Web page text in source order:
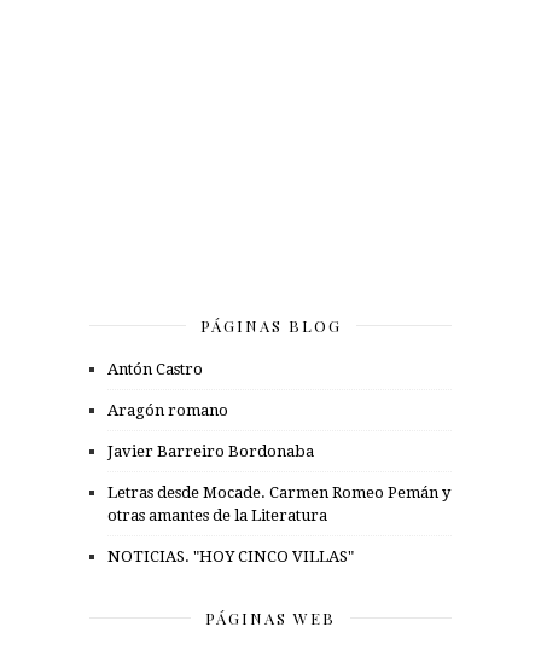
PÁGINAS BLOG
Antón Castro
Aragón romano
Javier Barreiro Bordonaba
Letras desde Mocade. Carmen Romeo Pemán y
otras amantes de la Literatura
NOTICIAS. "HOY CINCO VILLAS"
PÁGINAS WEB